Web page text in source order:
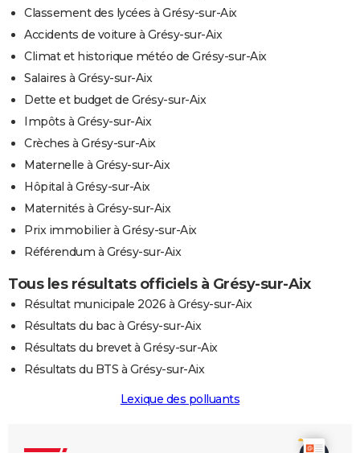
Classement des lycées à Grésy-sur-Aix
Accidents de voiture à Grésy-sur-Aix
Climat et historique météo de Grésy-sur-Aix
Salaires à Grésy-sur-Aix
Dette et budget de Grésy-sur-Aix
Impôts à Grésy-sur-Aix
Crèches à Grésy-sur-Aix
Maternelle à Grésy-sur-Aix
Hôpital à Grésy-sur-Aix
Maternités à Grésy-sur-Aix
Prix immobilier à Grésy-sur-Aix
Référendum à Grésy-sur-Aix
Tous les résultats officiels à Grésy-sur-Aix
Résultat municipale 2026 à Grésy-sur-Aix
Résultats du bac à Grésy-sur-Aix
Résultats du brevet à Grésy-sur-Aix
Résultats du BTS à Grésy-sur-Aix
Lexique des polluants